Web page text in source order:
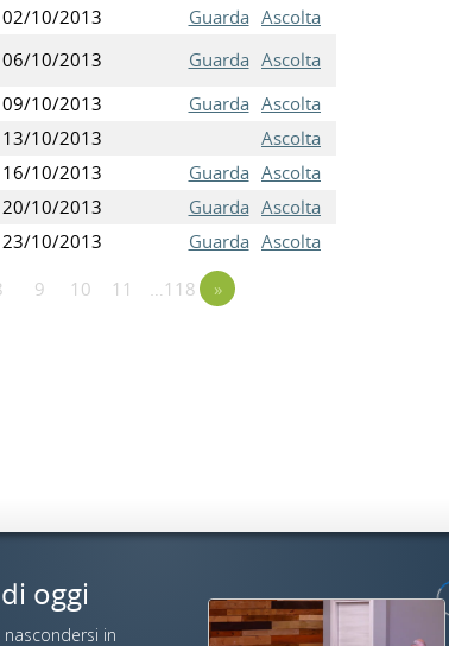
02/10/2013 Guarda Ascolta
06/10/2013 Guarda Ascolta
09/10/2013 Guarda Ascolta
13/10/2013
Ascolta
16/10/2013 Guarda Ascolta
20/10/2013 Guarda Ascolta
23/10/2013 Guarda Ascolta
9 10 11 …118 »
oggi
in